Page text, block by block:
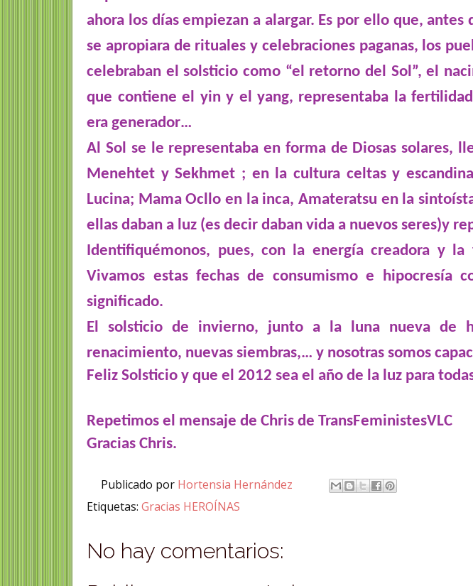
ahora los días empiezan a alargar. Es por ello que,
se apropiara de rituales y celebraciones paganas, los
celebraban el solsticio como “el retorno del Sol”, el
que contiene el yin y el yang, representaba la
era generador…
Al Sol se le representaba en forma de Diosas solares,
Menehtet y Sekhmet ; en la cultura celtas y
Lucina; Mama Ocllo en la inca, Amateratsu en la
ellas daban a luz (es decir daban vida a nuevos seres)y
Identifiquémonos, pues, con la energía creadora y
Vivamos estas fechas de consumismo e hipocresía
significado.
El solsticio de invierno, junto a la luna nueva de
renacimiento, nuevas siembras,… y nosotras somos
Feliz Solsticio y que el 2012 sea el año de la luz para
Repetimos el mensaje de Chris de TransFeministesVLC
Gracias Chris.
Publicado por Hortensia Hernández
Etiquetas:Gracias HEROÍNAS
No hay comentarios:
Marian Moreno
comprometida
coeducación